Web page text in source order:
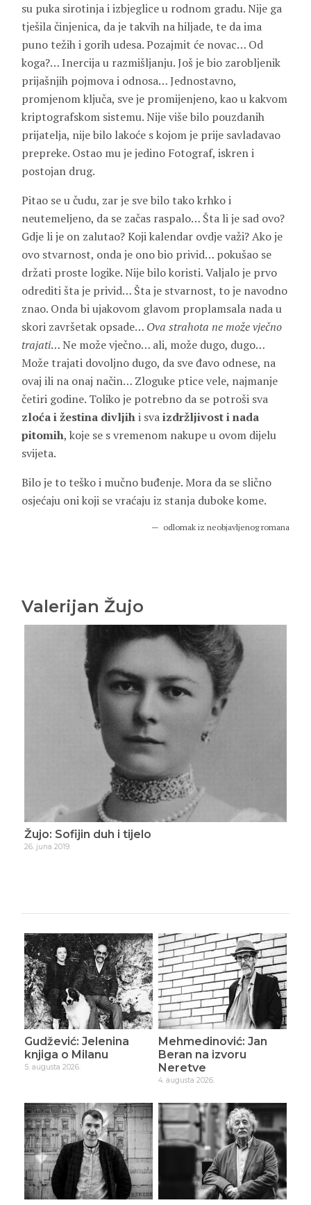
su puka sirotinja i izbjeglice u rodnom gradu. Nije ga
tješila činjenica, da je takvih na hiljade, te da ima
puno težih i gorih udesa. Pozajmit će novac… Od
koga?… Inercija u razmišljanju. Još je bio zarobljenik
prijašnjih pojmova i odnosa… Jednostavno,
promjenom ključa, sve je promijenjeno, kao u kakvom
kriptografskom sistemu. Nije više bilo pouzdanih
prijatelja, nije bilo lakoće s kojom je prije savladavao
prepreke. Ostao mu je jedino Fotograf, iskren i
postojan drug.
Pitao se u čudu, zar je sve bilo tako krhko i
neutemeljeno, da se začas raspalo… Šta li je sad ovo?
Gdje li je on zalutao? Koji kalendar ovdje važi? Ako je
ovo stvarnost, onda je ono bio privid… pokušao se
držati proste logike. Nije bilo koristi. Valjalo je prvo
odrediti šta je privid… Šta je stvarnost, to je navodno
znao. Onda bi ujakovom glavom proplamsala nada u
skori završetak opsade… Ova strahota ne moževječno
trajati… Ne može vječno… ali, može dugo, dugo…
Može trajati dovoljno dugo, da sve đavo odnese, na
ovaj ili na onaj način… Zloguke ptice vele, najmanje
četiri godine. Toliko je potrebno da se potroši sva
zloća i žestina divljihi svaizdržljivost i nada
pitomih, koje se s vremenom nakupe u ovom dijelu
svijeta.
Bilo je to teško i mučno buđenje. Mora da se slično
osjećaju oni koji se vraćaju iz stanja duboke kome.
odlomak iz neobjavljenog romana
Valerijan Žujo
Žujo: Sofijin duh i tijelo
26. juna 2019.
Gudžević: Jelenina
knjiga o Milanu
5. augusta 2026.
Mehmedinović: Jan
Beran na izvoru
Neretve
4. augusta 2026.